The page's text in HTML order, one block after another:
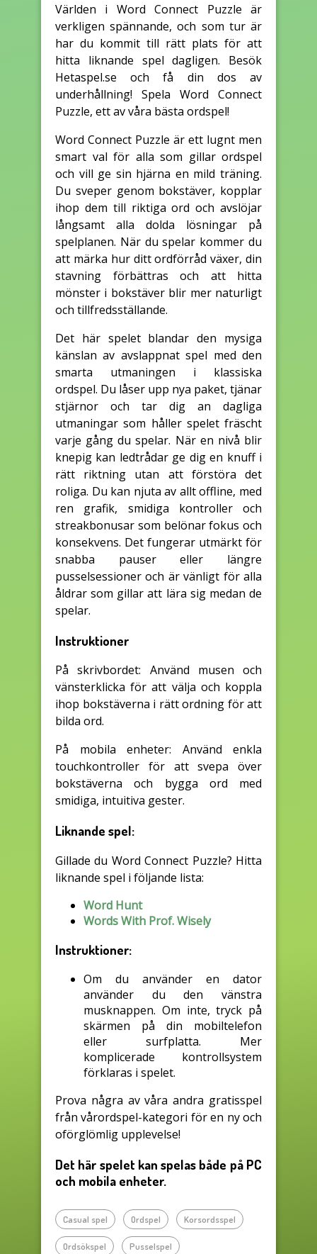
Världen i Word Connect Puzzle är
verkligen spännande, och som tur är
har du kommit till rätt plats för att
hitta liknande spel dagligen. Besök
Hetaspel.se och få din dos av
underhållning! Spela Word Connect
Puzzle, ett av våra bästa ordspel!
Word Connect Puzzle är ett lugnt men
smart val för alla som gillar ordspel
och vill ge sin hjärna en mild träning.
Du sveper genom bokstäver, kopplar
ihop dem till riktiga ord och avslöjar
långsamt alla dolda lösningar på
spelplanen. När du spelar kommer du
att märka hur ditt ordförråd växer, din
stavning förbättras och att hitta
mönster i bokstäver blir mer naturligt
och tillfredsställande.
Det här spelet blandar den mysiga
känslan av avslappnat spel med den
smarta utmaningen i klassiska
ordspel. Du låser upp nya paket, tjänar
stjärnor och tar dig an dagliga
utmaningar som håller spelet fräscht
varje gång du spelar. När en nivå blir
knepig kan ledtrådar ge dig en knuff i
rätt riktning utan att förstöra det
roliga. Du kan njuta av allt offline, med
ren grafik, smidiga kontroller och
streakbonusar som belönar fokus och
konsekvens. Det fungerar utmärkt för
snabba pauser eller längre
pusselsessioner och är vänligt för alla
åldrar som gillar att lära sig medan de
spelar.
Instruktioner
På skrivbordet: Använd musen och
vänsterklicka för att välja och koppla
ihop bokstäverna i rätt ordning för att
bilda ord.
På mobila enheter: Använd enkla
touchkontroller för att svepa över
bokstäverna och bygga ord med
smidiga, intuitiva gester.
Liknande spel:
Gillade du Word Connect Puzzle? Hitta
liknande spel i följande lista:
Word Hunt
Words With Prof. Wisely
Instruktioner:
Om du använder en dator
använder du den vänstra
musknappen. Om inte, tryck på
skärmen på din mobiltelefon
eller surfplatta. Mer
komplicerade kontrollsystem
förklaras i spelet.
Prova några av våra andra gratisspel
från vårordspel-kategori för en ny och
oförglömlig upplevelse!
Det här spelet kan spelas både på PC
och mobila enheter.
Casual spel Ordspel Korsordsspel
Ordsökspel Pusselspel